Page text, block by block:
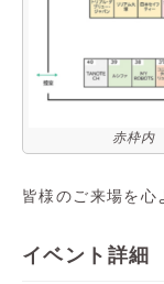
赤枠内
皆様のご来場を心
イベント詳細